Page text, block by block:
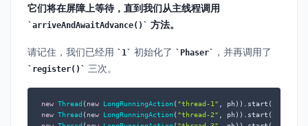
它们将在屏障上等待，直到我们从主线程调用
arriveAndAwaitAdvance() 方法。
请记住，我们已经用 1 初始化了 Phaser ，并再调用了
register() 三次。
new Thread ( new LongRunningAction ( "thread-1"
new Thread ( new LongRunningAction ( "thread-2"